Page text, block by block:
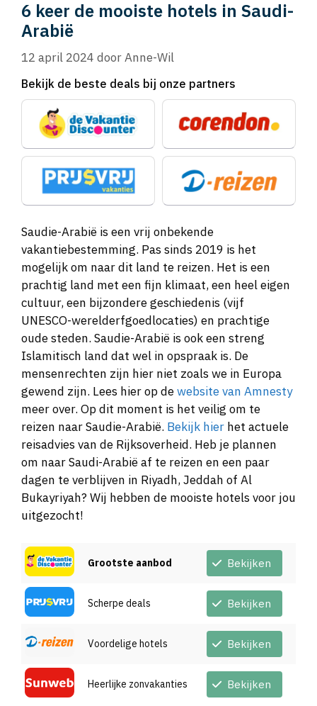
6 keer de mooiste hotels in Saudi-
Arabië
12 april 2024 doorAnne-Wil
Bekijk de beste deals bij onze partners
Saudie-Arabië is een vrij onbekende
vakantiebestemming. Pas sinds 2019 is het
mogelijk om naar dit land te reizen. Het is een
prachtig land met een fijn klimaat, een heel eigen
cultuur, een bijzondere geschiedenis (vijf
UNESCO-werelderfgoedlocaties) en prachtige
oude steden. Saudie-Arabië is ook een streng
Islamitisch land dat wel in opspraak is. De
mensenrechten zijn hier niet zoals we in Europa
gewend zijn. Lees hier op dewebsite van Amnesty
meer over. Op dit moment is het veilig om te
reizen naar Saudie-Arabië. Bekijk hier het actuele
reisadvies van de Rijksoverheid. Heb je plannen
om naar Saudi-Arabië af te reizen en een paar
dagen te verblijven in Riyadh, Jeddah of Al
Bukayriyah? Wij hebben de mooiste hotels voor jou
uitgezocht!
Grootste aanbod Bekijken
Scherpe deals Bekijken
Voordelige hotels Bekijken
Heerlijke zonvakanties Bekijken